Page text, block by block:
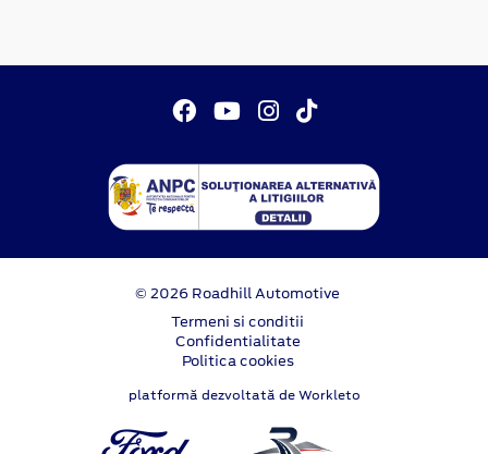
© 2026 Roadhill Automotive
Termeni si conditii
Confidentialitate
Politica cookies
platformă dezvoltată de Workleto